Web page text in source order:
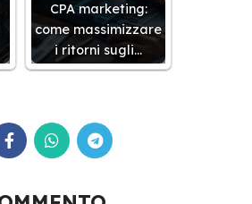
CPA marketing:
come massimizzare
i ritorni sugli…